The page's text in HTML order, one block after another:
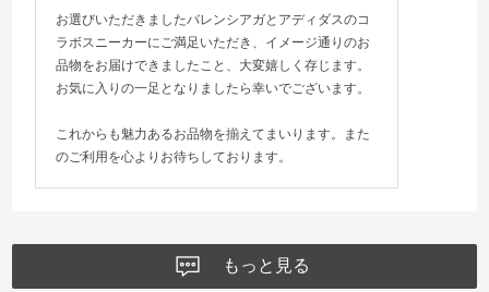
お選びいただきましたバレンシアガとアディダスのコ
ラボスニーカーにご満足いただき、イメージ通りのお
品物をお届けできましたこと、大変嬉しく存じます。
お気に入りの一足となりましたら幸いでございます。
これからも魅力あるお品物を揃えてまいります。また
のご利用を心よりお待ちしております。
もっと見る